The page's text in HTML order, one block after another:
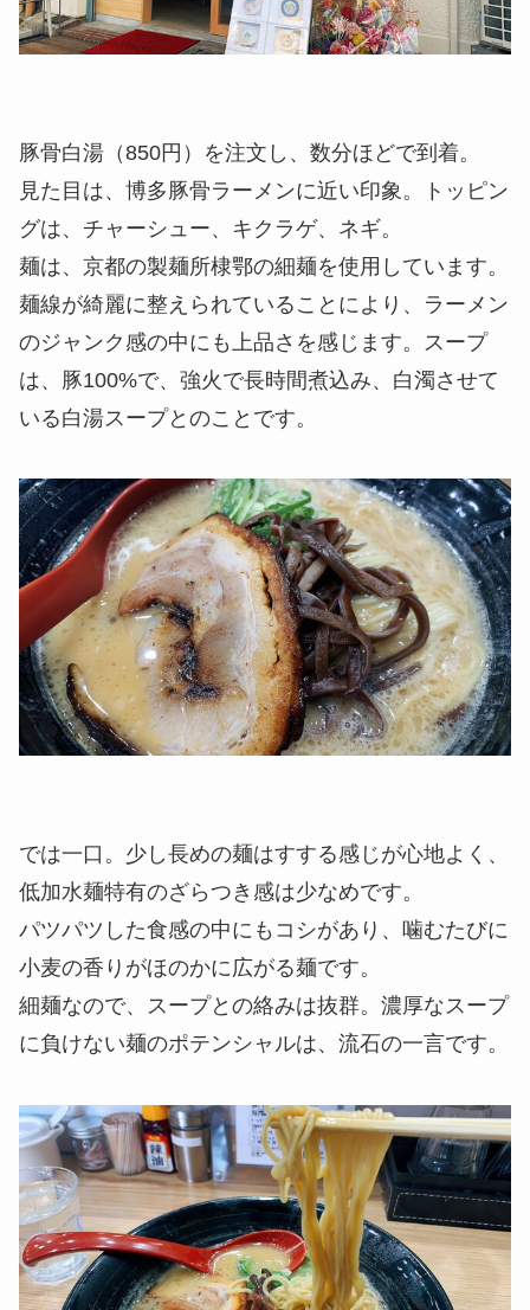
豚骨白湯（850円）を注文し、数分ほどで到着。
見た目は、博多豚骨ラーメンに近い印象。トッピン
グは、チャーシュー、キクラゲ、ネギ。
麺は、京都の製麺所棣鄂の細麺を使用しています。
麺線が綺麗に整えられていることにより、ラーメン
のジャンク感の中にも上品さを感じます。スープ
は、豚100%で、強火で長時間煮込み、白濁させて
いる白湯スープとのことです。
では一口。少し長めの麺はすする感じが心地よく、
低加水麺特有のざらつき感は少なめです。
パツパツした食感の中にもコシがあり、噛むたびに
小麦の香りがほのかに広がる麺です。
細麺なので、スープとの絡みは抜群。濃厚なスープ
に負けない麺のポテンシャルは、流石の一言です。